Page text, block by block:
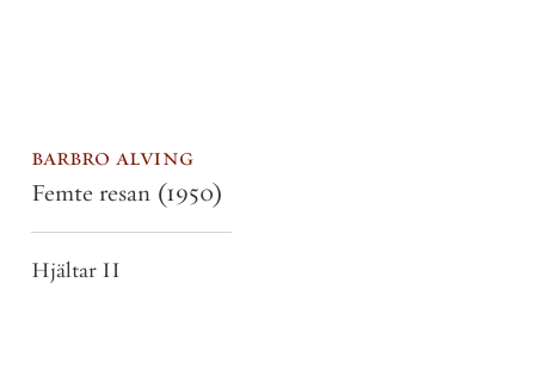
barbro alving
Femte resan (1950)
Hjältar II